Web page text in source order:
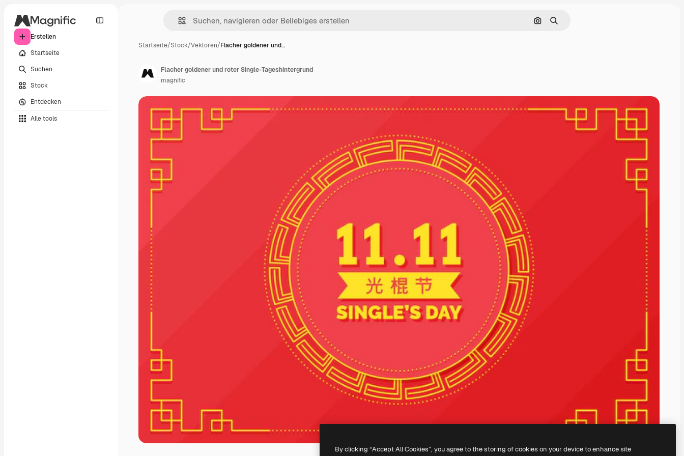
Erstellen
Startseite
Suchen
Stock
Entdecken
Alle tools
Nach Bild suchen
Suchen
Startseite/Stock/Vektoren/Flacher goldener und…
Flacher goldener und roter Single-Tageshintergrund
magnific
By clicking “Accept All Cookies”, you agree to the storing of cookies on your device to enhance site